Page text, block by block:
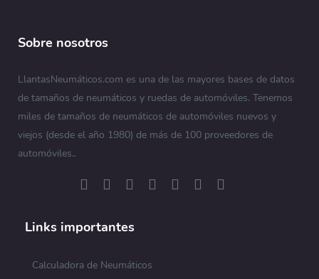
Sobre nosotros
LlantasNeumáticos.com es una de las mayores bases de datos
de tamaños de neumáticos y ruedas de automóviles. Tenemos
miles de tamaños de neumáticos de automóviles nuevos y
viejos (desde el año 1980) de más de 100 proveedores de
automóviles..
Links importantes
Calculadora de Neumáticos